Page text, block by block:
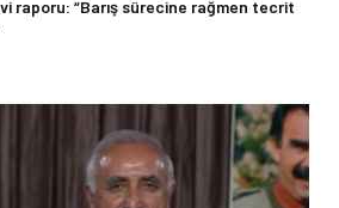
raporu: “Barış sürecine rağmen tecrit